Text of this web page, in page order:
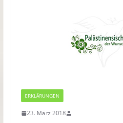
ERKLÄRUNGEN
23. März 2018